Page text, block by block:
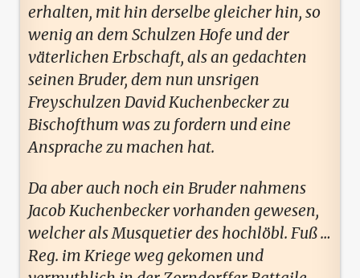
erhalten, mit hin derselbe gleicher hin, so
wenig an dem Schulzen Hofe und der
väterlichen Erbschaft, als an gedachten
seinen Bruder, dem nun unsrigen
Freyschulzen David Kuchenbecker zu
Bischofthum was zu fordern und eine
Ansprache zu machen hat.
Da aber auch noch ein Bruder nahmens
Jacob Kuchenbecker vorhanden gewesen,
welcher als Musquetier des hochlöbl. Fuß …
Reg. im Kriege weg gekomen und